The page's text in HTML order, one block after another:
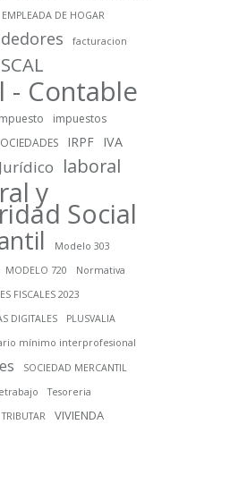
EMPLEADA DE HOGAR
facturacion
- Contable
impuestos
IRPF IVA
Jurídico laboral
y
Social
Modelo 303
MODELO 720
Normativa
FISCALES 2023
DIGITALES
PLUSVALIA
mínimo interprofesional
SOCIEDAD MERCANTIL
Tesoreria
TRIBUTAR VIVIENDA